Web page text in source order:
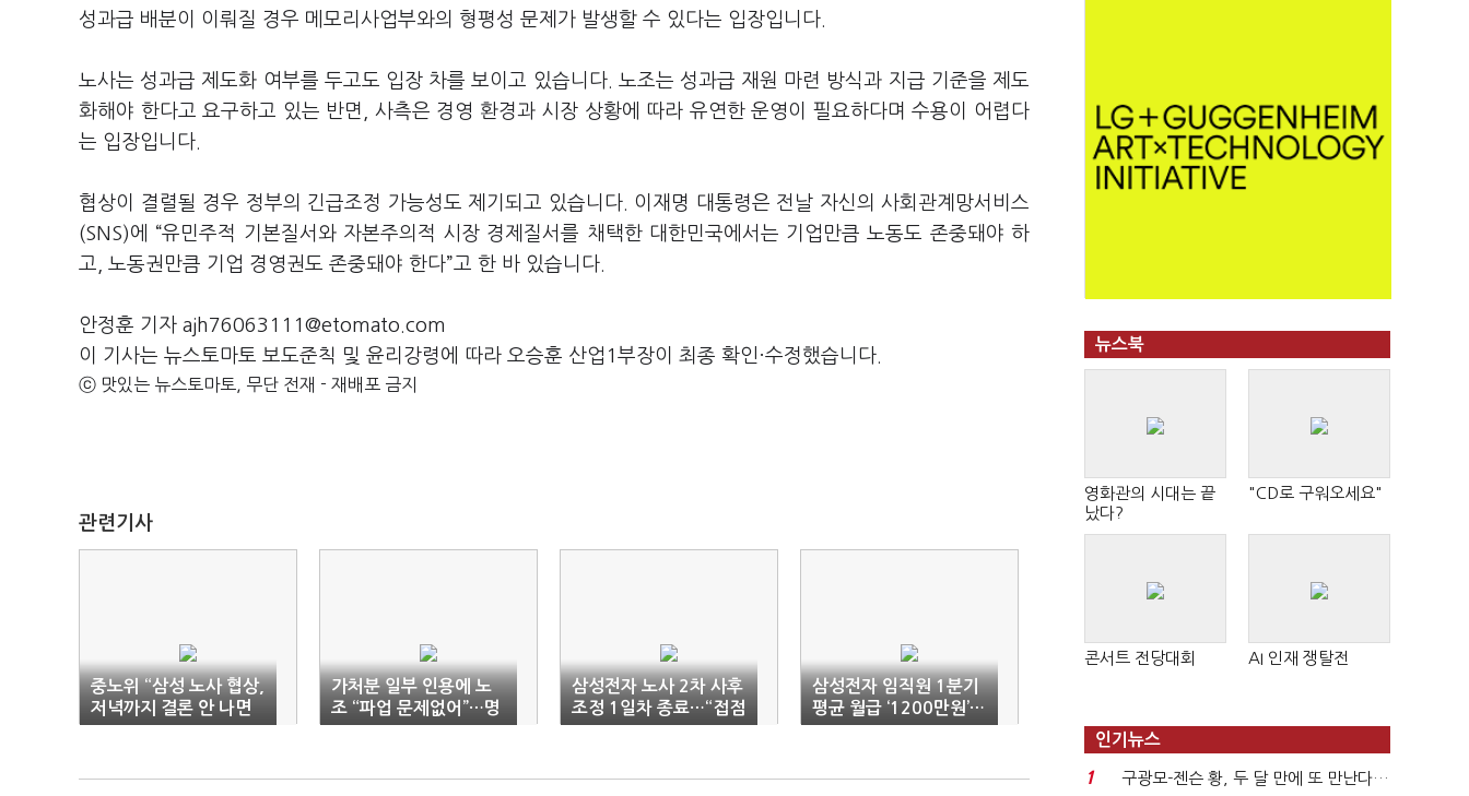
성과급 배분이 이뤄질 경우 메모리사업부와의 형평성 문제가 발생할 수 있다는 입장입니다.
노사는 성과급 제도화 여부를 두고도 입장 차를 보이고 있습니다. 노조는 성과급 재원 마련 방식과 지급 기준을 제도
화해야 한다고 요구하고 있는 반면, 사측은 경영 환경과 시장 상황에 따라 유연한 운영이 필요하다며 수용이 어렵다
는 입장입니다.
협상이 결렬될 경우 정부의 긴급조정 가능성도 제기되고 있습니다. 이재명 대통령은 전날 자신의 사회관계망서비스
(SNS)에 “유민주적 기본질서와 자본주의적 시장 경제질서를 채택한 대한민국에서는 기업만큼 노동도 존중돼야 하
고, 노동권만큼 기업 경영권도 존중돼야 한다”고 한 바 있습니다.
안정훈 기자 ajh76063111@etomato.com
이 기사는 뉴스토마토 보도준칙 및 윤리강령에 따라 오승훈 산업1부장이 최종 확인·수정했습니다.
ⓒ 맛있는 뉴스토마토, 무단 전재 - 재배포 금지
관련기사
중노위 “삼성 노사 협상,
저녁까지 결론 안 나면
19일 계속”
가처분 일부 인용에 노
조 “파업 문제없어”…명
운 걸린 ‘최후 협상’
삼성전자 노사 2차 사후
조정 1일차 종료…“접점
찾는 중”
삼성전자 임직원 1분기
평균 월급 ‘1200만원’…
전년비 25%↑
뉴스북
영화관의 시대는 끝
났다?
"CD로 구워오세요"
콘서트 전당대회 AI 인재 쟁탈전
인기뉴스
1
구광모-젠슨 황, 두 달 만에 또 만난다…